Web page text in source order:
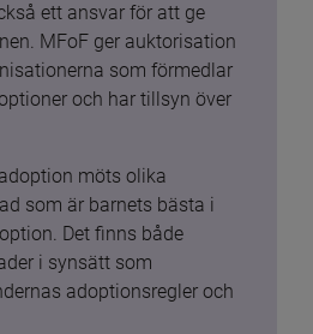
ett ansvar för att ge
MFoF ger auktorisation
som förmedlar
och har tillsyn över
möts olika
som är barnets bästa i
Det finns både
i synsätt som
adoptionsregler och